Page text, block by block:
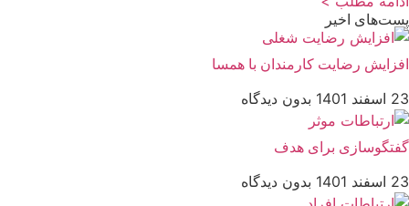
پست‌های اخیر
افزایش رضایت کارمندان با همسا
23 اسفند 1401
بدون دیدگاه
گفتگوسازی برای هدف
23 اسفند 1401
بدون دیدگاه